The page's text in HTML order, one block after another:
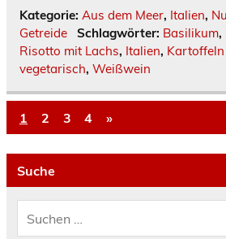
Kategorie: Aus dem Meer, Italien,
Getreide
Schlagwörter: Basilikum,
Risotto mit Lachs, Italien, Kartoffeln
vegetarisch, Weißwein
1 2 3 4 »
Suche